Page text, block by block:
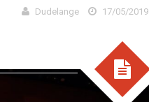
Dudelange 17/05/2019